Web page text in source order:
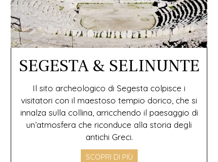
SEGESTA & SELINUNTE
Il sito archeologico di Segesta colpisce i
visitatori con il maestoso tempio dorico, che si
innalza sulla collina, arricchendo il paesaggio di
un’atmosfera che riconduce alla storia degli
antichi Greci.
SCOPRI DI PIÙ